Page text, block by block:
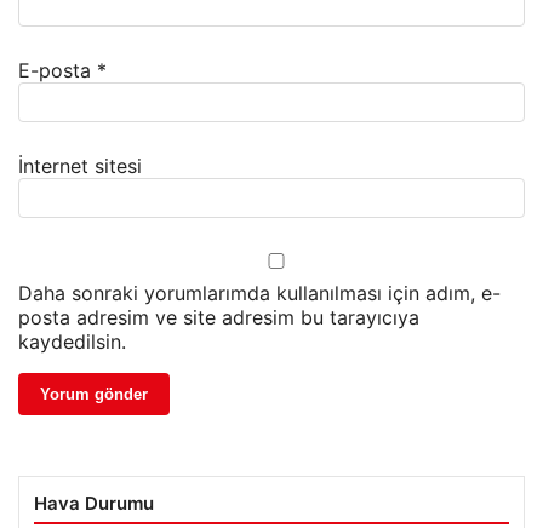
E-posta *
İnternet sitesi
Daha sonraki yorumlarımda kullanılması için adım, e-
posta adresim ve site adresim bu tarayıcıya
kaydedilsin.
Hava Durumu